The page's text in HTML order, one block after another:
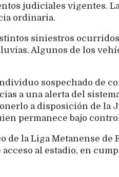
judiciales vigentes.
ordinaria.
siniestros
Algunos de los
sospechado de
a una alerta del
a disposición de la
permanece bajo
de la Liga Metanense de
al estadio, en